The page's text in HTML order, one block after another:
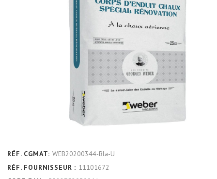
RÉF. CGMAT: WEB20200344-Bla-U
RÉF. FOURNISSEUR : 11101672